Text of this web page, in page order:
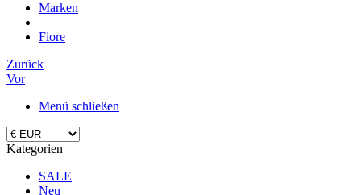
Marken
Fiore
Zurück
Vor
Menü schließen
Kategorien
SALE
Neu